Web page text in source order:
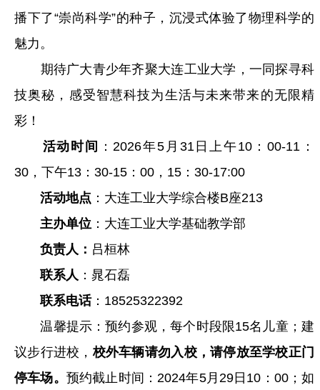
播下了“崇尚科学”的种子，沉浸式体验了物理科学的
魅力。
期待广大青少年齐聚大连工业大学，一同探寻科
技奥秘，感受智慧科技为生活与未来带来的无限精
彩！
活动时间
：2026年5月31日上午10：00-11：
30，下午13：30-15：00，15：30-17:00
活动地点 ：大连工业大学综合楼B座213
主办单位 ：大连工业大学基础教学部
负责人： 吕桓林
联系人 ：晁石磊
联系电话：18525322392
温馨提示：预约参观，每个时段限15名儿童；建
议步行进校，校外车辆请勿入校，请停放至学校正门
停车场。 预约截止时间：2024年5月29日10：00；如